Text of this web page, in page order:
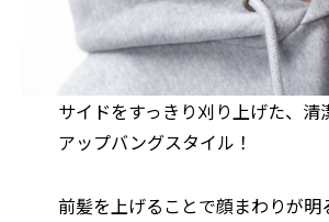
サイドをすっきり刈り上げた、清
アップバングスタイル！
前髪を上げることで顔まわりが明